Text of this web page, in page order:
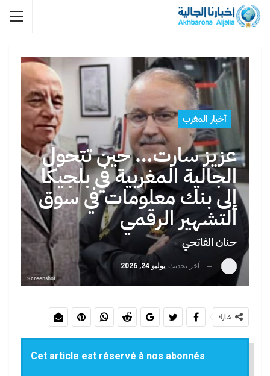
أخبار المغرب
عزيز سارت… حين تتحول
الجالية المغربية في بلجيكا
إلى بنك معلومات في سوق
التشهير الرقمي
حنان الفاتحي
آخر تحديث يوليو 24, 2026
Screenshot
شارك
Cet article est réservé à nos abonnés